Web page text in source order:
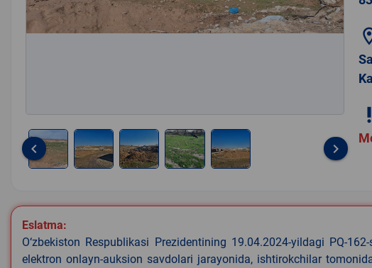
of
5
keyboard_arrow_left keyboard_arrow_right
priority_high
Eslatma:
O‘zbekiston Respublikasi Prezidentining 19.04.2024-yildagi PQ-
elektron onlayn-auksion savdolari jarayonida, ishtirokchilar